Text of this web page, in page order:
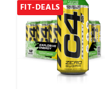
FIT-DEALS